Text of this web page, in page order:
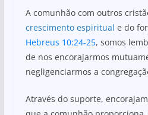
A comunhão com outros
crescimento espiritual e do
Hebreus 10:24-25, somos
de nos encorajarmos
negligenciarmos a
Através do suporte,